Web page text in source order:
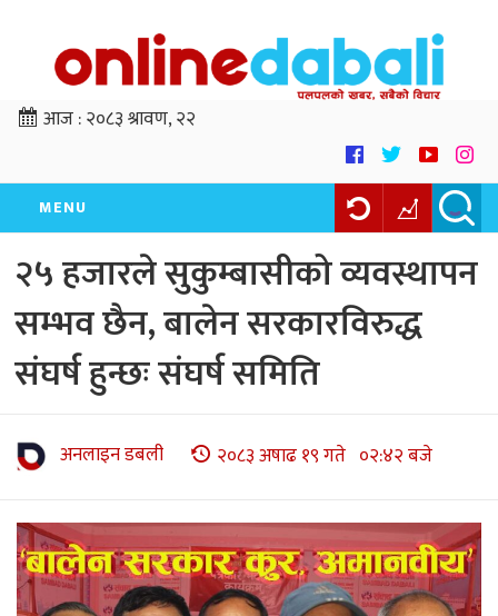
आज :२०८३ श्रावण, २२
MENU
२५ हजारले सुकुम्बासीको व्यवस्थापन
सम्भव छैन, बालेन सरकारविरुद्ध
संघर्ष हुन्छः संघर्ष समिति
अनलाइन डबली २०८३ अषाढ १९ गते ०२:४२ बजे